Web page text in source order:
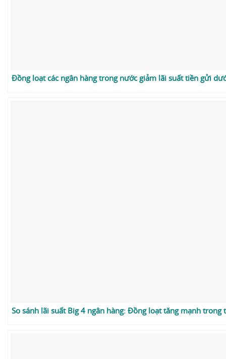
Đồng loạt các ngân hàng trong nước giảm lãi suất tiền gửi
So sánh lãi suất Big 4 ngân hàng: Đồng loạt tăng mạnh trong